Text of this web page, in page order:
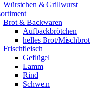
Würstchen & Grillwurst
Brot & Backwaren
Aufbackbrötchen
helles Brot/Mischbrot
Frischfleisch
Geflügel
Lamm
Rind
Schwein